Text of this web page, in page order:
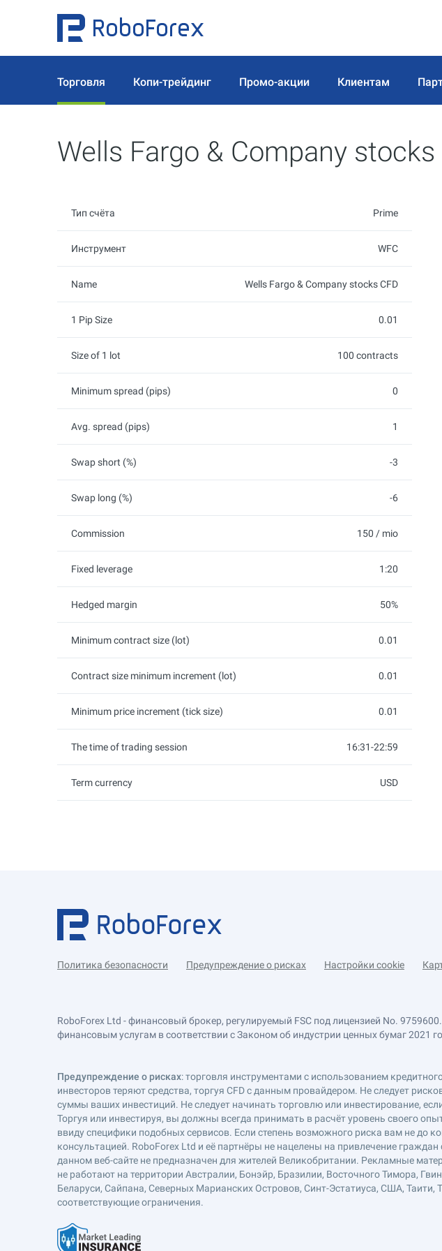
Торговля Копи-трейдинг Промо-акции Клиентам
Wells Fargo & Company stocks
Тип счёта Prime
Инструмент WFC
Name Wells Fargo & Company stocks CFD
1 Pip Size 0.01
Size of 1 lot 100 contracts
Minimum spread (pips) 0
Avg. spread (pips) 1
Swap short (%) -3
Swap long (%) -6
Commission 150 / mio
Fixed leverage 1:20
Hedged margin 50%
Minimum contract size (lot) 0.01
Contract size minimum increment (lot) 0.01
Minimum price increment (tick size) 0.01
The time of trading session 16:31-22:59
Term currency USD
Политика безопасности Предупреждение о рисках Настройки cookie
RoboForex Ltd - финансовый брокер, регулируемый FSC под лицензией No.
финансовым услугам в соответствии с Законом об индустрии ценных бумаг 2021
Предупреждение о рисках: торговля инструментами с использованием
инвесторов теряют средства, торгуя CFD с данным провайдером. Не следует
суммы ваших инвестиций. Не следует начинать торговлю или инвестирование,
Торгуя или инвестируя, вы должны всегда принимать в расчёт уровень своего
ввиду специфики подобных сервисов. Если степень возможного риска вам не до
консультацией. RoboForex Ltd и её партнёры не нацелены на привлечение
данном веб-сайте не предназначен для жителей Великобритании. Рекламные
не работают на территории Австралии, Бонэйр, Бразилии, Восточного Тимора,
Беларуси, Сайпана, Северных Марианских Островов, Синт-Эстатиуса, США,
соответствующие ограничения.